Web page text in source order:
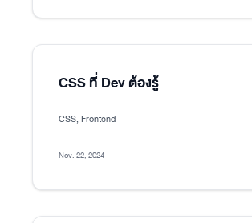
CSS ที่ Dev ต้องรู้
CSS, Frontend
Nov. 22, 2024